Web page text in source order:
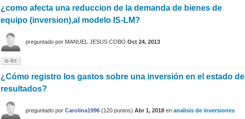
¿como afecta una reduccion de la demanda de bienes de
equipo (inversion),al modelo IS-LM?
preguntado por MANUEL JESUS COBO Oct 24, 2013
is-lm
¿Cómo registro los gastos sobre una inversión en el estado de
resultados?
preguntado por Carolina1996 (120 puntos) Abr 1, 2018 en analisis de inversiones